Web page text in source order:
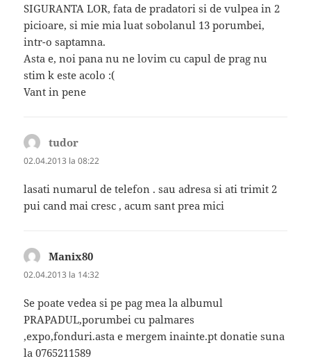
SIGURANTA LOR, fata de pradatori si de vulpea in 2
picioare, si mie mia luat sobolanul 13 porumbei,
intr-o saptamna.
Asta e, noi pana nu ne lovim cu capul de prag nu
stim k este acolo :(
Vant in pene
tudor
02.04.2013 la 08:22
lasati numarul de telefon . sau adresa si ati trimit 2
pui cand mai cresc , acum sant prea mici
Manix80
02.04.2013 la 14:32
Se poate vedea si pe pag mea la albumul
PRAPADUL,porumbei cu palmares
,expo,fonduri.asta e mergem inainte.pt donatie suna
la 0765211589